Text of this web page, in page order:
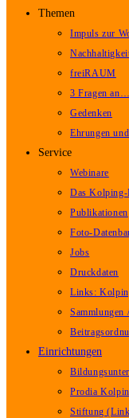
Themen
Impuls zur
freiRAUM
3 Fragen
Gedenken
Ehrungen
Service
Webinare
Das
Publikationen
Foto-
Jobs
Druckdaten
Links:
Sammlungen
Einrichtungen
Prodia
Stiftung